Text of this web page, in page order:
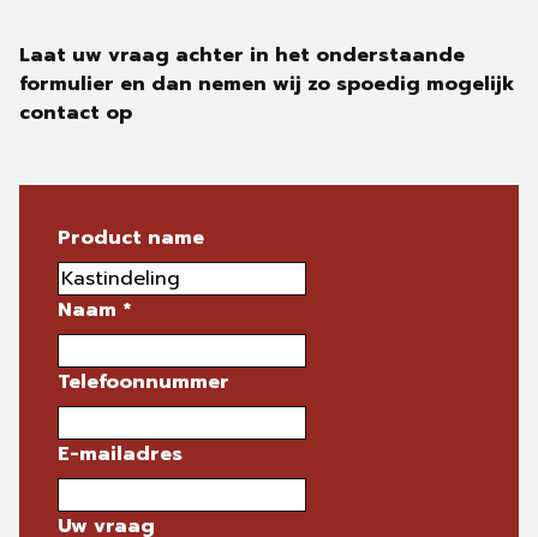
Laat uw vraag achter in het onderstaande
formulier en dan nemen wij zo spoedig mogelijk
contact op
Product name
Naam *
Telefoonnummer
E-mailadres
Uw vraag